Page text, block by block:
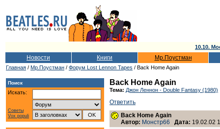
10.10.
Новости Книги Мр.Поустман
Главная / Мр.Поустман / Форум Lost Lennon Tapes / Back Home Again
Поиск
Искать:
Советы
Vox populi
Back Home Again
Тема: Джон Леннон - Double Fantasy (1980)
Ответить
Back Home Again
Автор: Монстр66 Дата: 19.02.02